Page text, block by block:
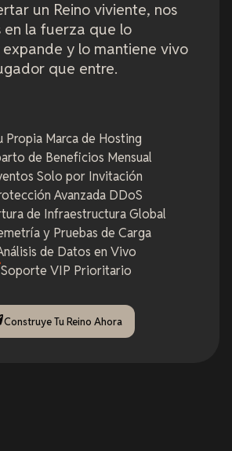
un Reino viviente, nos
en la fuerza que lo
y lo mantiene vivo
que entre.
Propia Marca de Hosting
de Beneficios Mensual
Solo por Invitación
Avanzada DDoS
de Infraestructura Global
y Pruebas de Carga
de Datos en Vivo
Soporte VIP Prioritario
Construye Tu Reino Ahora